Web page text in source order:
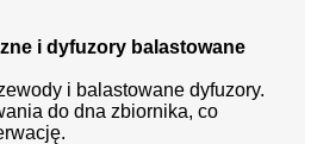
i dyfuzory balastowane
i balastowane dyfuzory.
do dna zbiornika, co